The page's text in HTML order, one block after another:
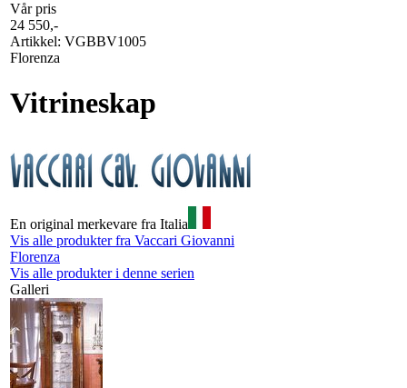
Vår pris
24 550,-
Artikkel: VGBBV1005
Florenza
Vitrineskap
En original merkevare fra Italia
Vis alle produkter fra Vaccari Giovanni
Florenza
Vis alle produkter i denne serien
Galleri